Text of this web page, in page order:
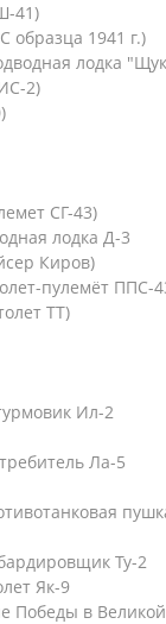
41)
образца 1941 г.)
лодка
2)
СГ-43)
лодка Д-3
Киров)
пулемёт ППС-
ТТ)
Ил-2
Ла-5
Ту-2
Як-9
Победы в